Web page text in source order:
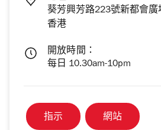
葵芳興芳路223號新都會廣
香港
開放時間：
每日 10.30am-10pm
指示 網站